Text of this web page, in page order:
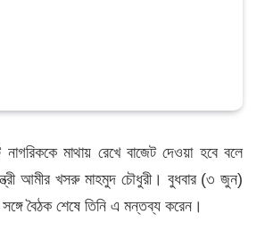
নাগরিককে মাথায় রেখে বাজেট দেওয়া হবে বলে
আমীর খসরু মাহমুদ চৌধুরী। বুধবার (৩ জুন)
সঙ্গে বৈঠক শেষে তিনি এ মন্তব্য করেন।